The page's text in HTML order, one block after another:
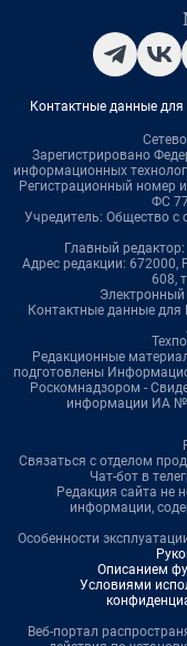
Контактные данные для
Зарегистрировано
информационных
Регистрационный номер
ФС
Учредитель: Общество с
Главный
Адрес редакции: 672000,
608,
Электронный
Контактные данные для
Редакционные
подготовлены
Роскомнадзором -
информации ИА
Связаться с отделом
Чат-бот в
Редакция сайта не
информации,
Особенности
Описанием
Условиями
Веб-портал